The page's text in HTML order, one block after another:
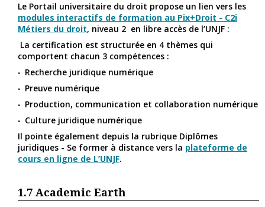
Le Portail universitaire du droit propose un lien vers les
modules interactifs de formation au Pix+Droit - C2i
Métiers du droit, niveau 2 en libre accès de l’UNJF :
La certification est structurée en 4 thèmes qui
comportent chacun 3 compétences :
Recherche juridique numérique
Preuve numérique
Production, communication et collaboration numérique
Culture juridique numérique
Il pointe également depuis la rubrique Diplômes
juridiques - Se former à distance vers la plateforme de
cours en ligne de L’UNJF.
1.7 Academic Earth